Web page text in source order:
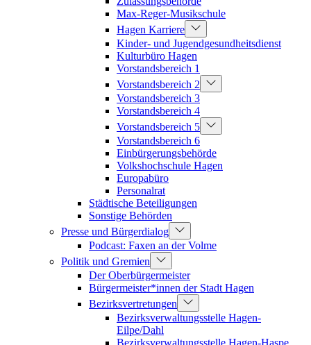
Max-Reger-Musikschule
Hagen Karriere
Kinder- und Jugendgesundheitsdienst
Kulturbüro Hagen
Vorstandsbereich 1
Vorstandsbereich 2
Vorstandsbereich 3
Vorstandsbereich 4
Vorstandsbereich 5
Vorstandsbereich 6
Einbürgerungsbehörde
Volkshochschule Hagen
Europabüro
Personalrat
Städtische Beteiligungen
Sonstige Behörden
Presse und Bürgerdialog
Podcast: Faxen an der Volme
Politik und Gremien
Der Oberbürgermeister
Bürgermeister*innen der Stadt Hagen
Bezirksvertretungen
Bezirksverwaltungsstelle Hagen-
Eilpe/Dahl
Bezirksverwaltungsstelle Hagen-Haspe